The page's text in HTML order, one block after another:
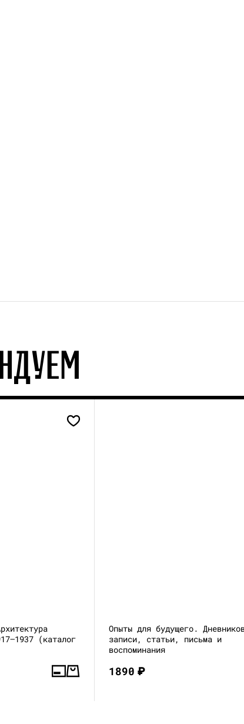
(каталог
Опыты для будущего.
записи, статьи, письма и
воспоминания
1890₽